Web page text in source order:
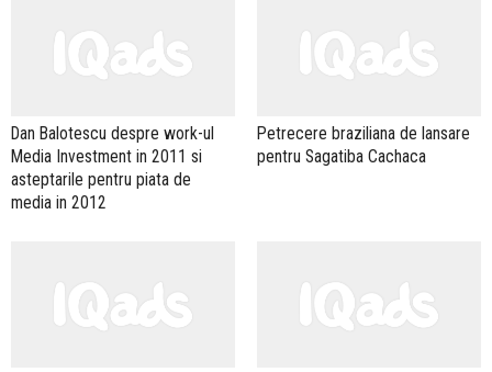
Dan Balotescu despre work-ul
Media Investment in 2011 si
asteptarile pentru piata de
media in 2012
Petrecere braziliana de lansare
pentru Sagatiba Cachaca